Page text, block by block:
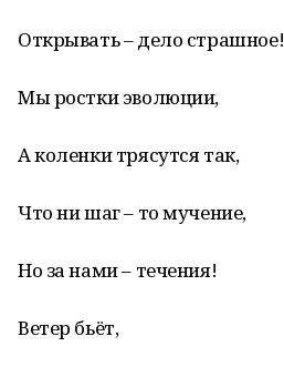
Открывать – дело страшное!
Мы ростки эволюции,
А коленки трясутся так,
Что ни шаг – то мучение,
Но за нами – течения!
Ветер бьёт,